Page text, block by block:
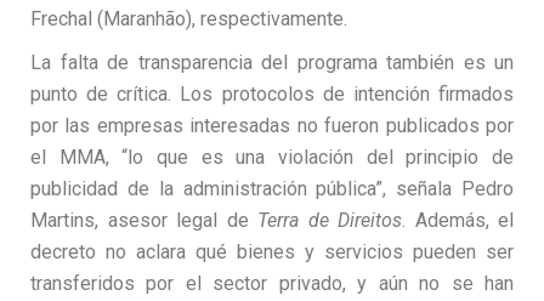
Frechal (Maranhão), respectivamente.
La falta de transparencia del programa también es un
punto de crítica. Los protocolos de intención firmados
por las empresas interesadas no fueron publicados por
el MMA, “lo que es una violación del principio de
publicidad de la administración pública”, señala Pedro
Martins, asesor legal de Terra de Direitos . Además, el
decreto no aclara qué bienes y servicios pueden ser
transferidos por el sector privado, y aún no se han